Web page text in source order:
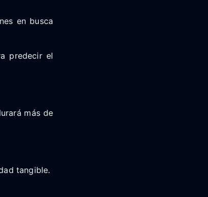
en busca
predecir el
más de
tangible.